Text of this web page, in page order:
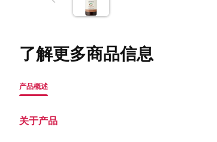
了解更多商品信息
产品概述
关于产品